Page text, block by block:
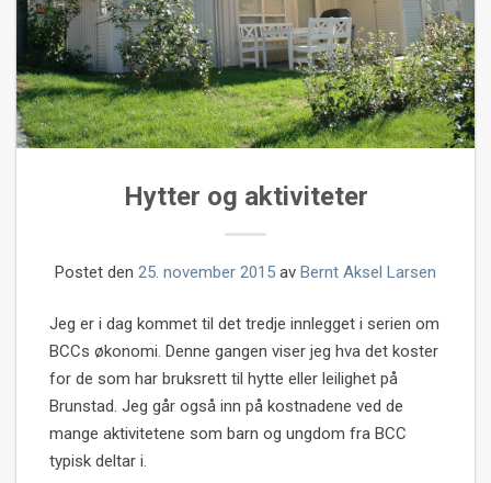
Hytter og aktiviteter
Postet den 25. november 2015 av Bernt Aksel Larsen
Jeg er i dag kommet til det tredje innlegget i serien om
BCCs økonomi. Denne gangen viser jeg hva det koster
for de som har bruksrett til hytte eller leilighet på
Brunstad. Jeg går også inn på kostnadene ved de
mange aktivitetene som barn og ungdom fra BCC
typisk deltar i.